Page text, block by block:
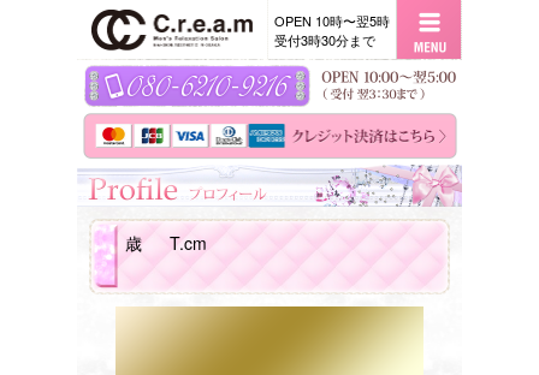
OPEN 10時〜翌5時
受付3時30分まで
歳 T.cm